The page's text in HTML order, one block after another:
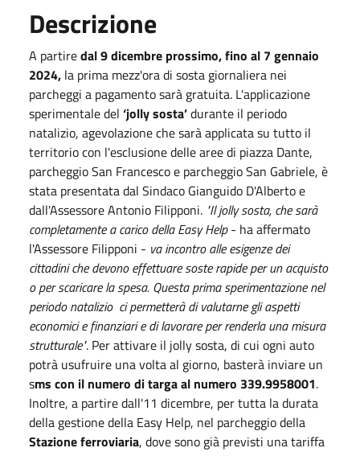
Descrizione
A partiredal 9 dicembre prossimo, fino al 7 gennaio
2024, la prima mezz'ora di sosta giornaliera nei
parcheggi a pagamento sarà gratuita. L'applicazione
sperimentale del ‘jolly sosta’durante il periodo
natalizio, agevolazione che sarà applicata su tutto il
territorio con l'esclusione delle aree di piazza Dante,
parcheggio San Francesco e parcheggio San Gabriele, è
stata presentata dal Sindaco Gianguido D'Alberto e
dall'Assessore Antonio Filipponi. "Il jolly sosta, che sarà
completamente a carico della Easy Help- ha affermato
l'Assessore Filipponi - va incontro alle esigenze dei
cittadini che devono effettuare soste rapide per un acquisto
o per scaricare la spesa. Questa prima sperimentazione nel
periodo natalizio ci permetterà di valutarne gli aspetti
economici e finanziari e di lavorare per renderla una misura
strutturale". Per attivare il jolly sosta, di cui ogni auto
potrà usufruire una volta al giorno, basterà inviare un
sms con il numero di targa al numero 339.9958001.
Inoltre, a partire dall'11 dicembre, per tutta la durata
della gestione della Easy Help, nel parcheggio della
Stazione ferroviaria, dove sono già previsti una tariffa